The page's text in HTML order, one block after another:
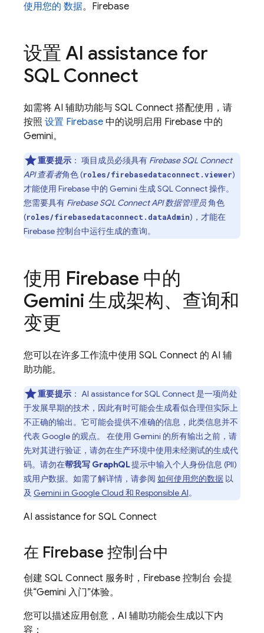
使用您的 数据。 Firebase
设置 AI assistance for
SQL Connect
如需将 AI 辅助功能与 SQL Connect 搭配使用，请
按照 设置 Firebase 中的说明启用 Firebase 中的
Gemini。
重要提示 ： 项目成员必须具有 Firebase SQL Connect
API 查看者角色 (roles/firebasedataconnect.viewer)
才能使用 Firebase中的 Gemini 生成SQL Connect操作。
您需要具有 Firebase SQL ConnectAPI 数据管理员角色
(roles/firebasedataconnect.dataAdmin)，才能在
Firebase控制台中运行生成的查询。
使用 Firebase 中的
Gemini 生成架构、查询和
变更
您可以在许多工作流中使用 SQL Connect 的 AI 辅
助功能。
重要提示 ： AI assistance forSQL Connect是一项尚处
于发展早期的技术，因此有时可能会生成看似合理但实际上
不正确的输出。它可能会提供不准确的信息，此类信息并不
代表 Google 的观点。 在使用 Gemini 的所有输出之前，请
先对其进行验证，请勿在生产环境中使用未经测试的生成代
码。请勿在帮我写 GraphQL提示中输入个人身份信息 (PII)
或用户数据。如需了解详情，请参阅 如何使用您的数据 以
及 Gemini in Google Cloud 和 Responsible AI。
AI assistance for SQL Connect
在 Firebase 控制台中
创建 SQL Connect 服务时， Firebase 控制台 会提
供“Gemini 入门”体验。
您可以描述应用创意，AI 辅助功能会生成以下内
容：